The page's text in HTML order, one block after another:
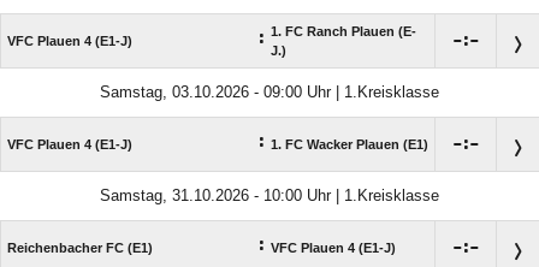
VFC Plauen 4 (E1-J) : 1. FC Ranch Plauen (E-
J.)
:
Samstag, 03.10.2026 - 09:00 Uhr | 1.Kreisklasse
VFC Plauen 4 (E1-J) : 1. FC Wacker Plauen (E1) :
Samstag, 31.10.2026 - 10:00 Uhr | 1.Kreisklasse
Reichenbacher FC (E1) : VFC Plauen 4 (E1-J) :